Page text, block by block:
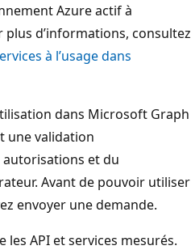
Azure actif à
plus d’informations, consultez
à l’usage dans
dans Microsoft Graph
une validation
et du
Avant de pouvoir utiliser
envoyer une demande.
API et services mesurés.